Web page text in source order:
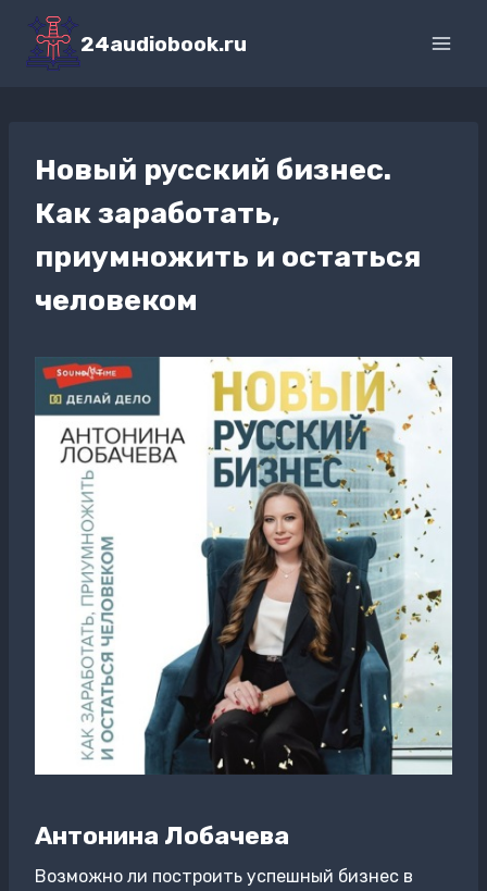
Перейти
содержимому
24audiobook.ru
Новый русский бизнес.
Как заработать,
приумножить и остаться
человеком
Антонина Лобачева
Возможно ли построить успешный бизнес в